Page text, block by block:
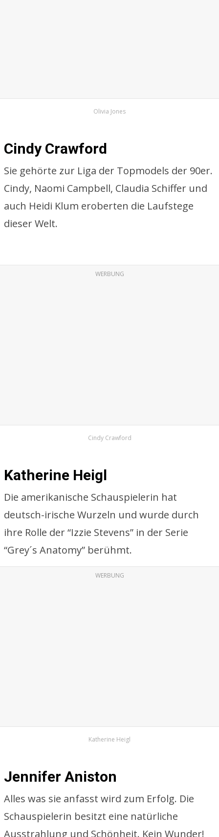
Olivia Jones
Cindy Crawford
Sie gehörte zur Liga der Topmodels der 90er.
Cindy, Naomi Campbell, Claudia Schiffer und
auch Heidi Klum eroberten die Laufstege
dieser Welt.
WERBUNG
Cindy Crawford
Katherine Heigl
Die amerikanische Schauspielerin hat
deutsch-irische Wurzeln und wurde durch
ihre Rolle der “Izzie Stevens” in der Serie
“Grey´s Anatomy” berühmt.
WERBUNG
Katherine Heigl
Jennifer Aniston
Alles was sie anfasst wird zum Erfolg. Die
Schauspielerin besitzt eine natürliche
Ausstrahlung und Schönheit. Kein Wunder!